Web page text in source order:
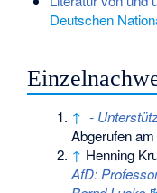
Deutschen
↑ -
Abgerufen
↑ Henning
AfD: